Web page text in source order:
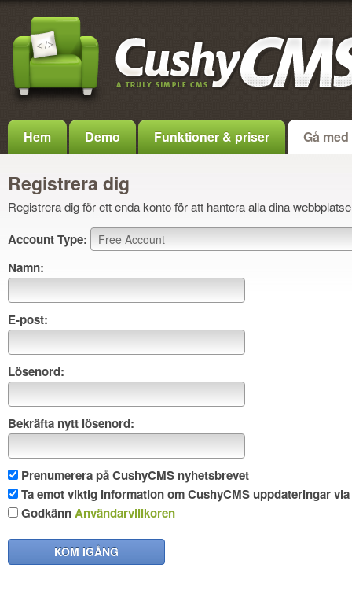
Hem Demo Funktioner & priser Gå med
Registrera dig
Registrera dig för ett enda konto för att hantera alla dina
Account Type:
Namn:
E-post:
Lösenord:
Bekräfta nytt lösenord:
Prenumerera på CushyCMS nyhetsbrevet
Ta emot viktig information om CushyCMS uppdateringar
GodkännAnvändarvillkoren
KOM IGÅNG